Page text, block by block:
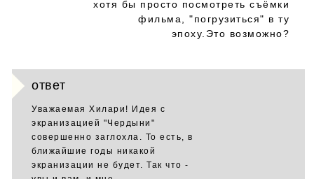
хотя бы просто посмотреть съёмки
фильма, "погрузиться" в ту
эпоху.Это возможно?
ответ
Уважаемая Хилари! Идея с
экранизацией "Чердыни"
совершенно заглохла. То есть, в
ближайшие годы никакой
экранизации не будет. Так что -